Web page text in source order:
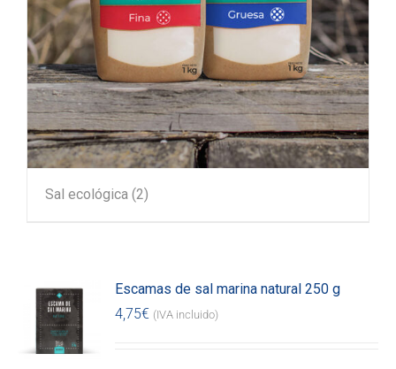
Sal ecológica (2)
Escamas de sal marina natural 250 g
4,75€ (IVA incluido)